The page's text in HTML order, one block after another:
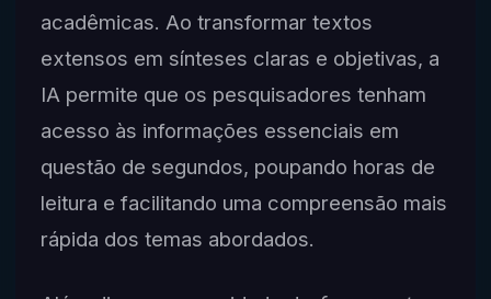
acadêmicas. Ao transformar textos
extensos em sínteses claras e objetivas, a
IA permite que os pesquisadores tenham
acesso às informações essenciais em
questão de segundos, poupando horas de
leitura e facilitando uma compreensão mais
rápida dos temas abordados.